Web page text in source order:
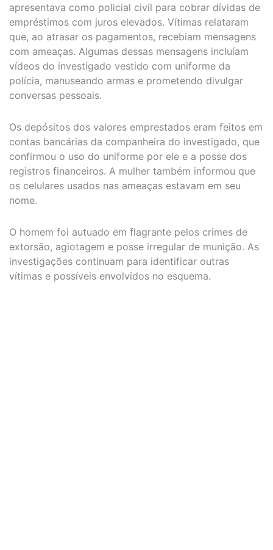
apresentava como policial civil para cobrar dívidas de
empréstimos com juros elevados. Vítimas relataram
que, ao atrasar os pagamentos, recebiam mensagens
com ameaças. Algumas dessas mensagens incluíam
vídeos do investigado vestido com uniforme da
polícia, manuseando armas e prometendo divulgar
conversas pessoais.
Os depósitos dos valores emprestados eram feitos em
contas bancárias da companheira do investigado, que
confirmou o uso do uniforme por ele e a posse dos
registros financeiros. A mulher também informou que
os celulares usados nas ameaças estavam em seu
nome.
O homem foi autuado em flagrante pelos crimes de
extorsão, agiotagem e posse irregular de munição. As
investigações continuam para identificar outras
vítimas e possíveis envolvidos no esquema.